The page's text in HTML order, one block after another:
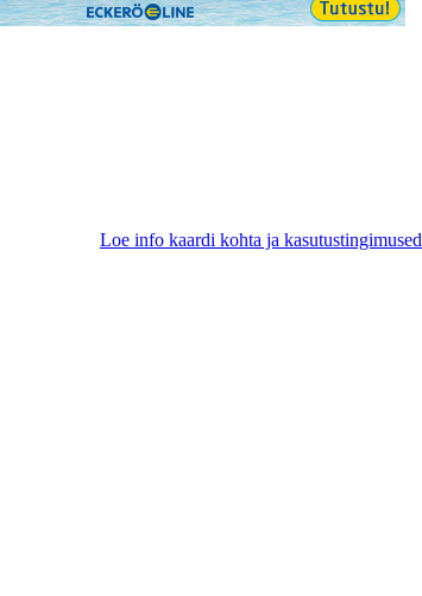
Loe info kaardi kohta ja kasutustingimused